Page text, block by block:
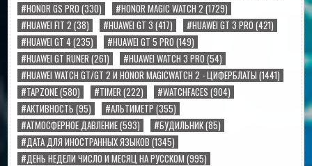
#HONOR GS PRO (330) #HONOR MAGIC WATCH 2 (1729)
#HUAWEI FIT 2 (38) #HUAWEI GT 3 (417) #HUAWEI GT 3 PRO (421)
#HUAWEI GT 4(235) #HUAWEI GT 5 PRO (149)
#HUAWEI GT RUNER (261) #HUAWEI WATCH 3 PRO (54)
#HUAWEI WATCH GT/GT 2 И HONOR MAGICWATCH 2 - ЦИФЕРБЛАТЫ (1441)
#TAPZONE(580) #TIMER (222) #WATCHFACES (904)
#АКТИВНОСТЬ (95) #АЛЬТИМЕТР (355)
#АТМОСФЕРНОЕ ДАВЛЕНИЕ(593) #БУДИЛЬНИК(85)
#ДАТА ДЛЯ ИНОСТРАННЫХ ЯЗЫКОВ (1345)
#ДЕНЬ НЕДЕЛИ ЧИСЛО И МЕСЯЦ НА РУССКОМ (995)